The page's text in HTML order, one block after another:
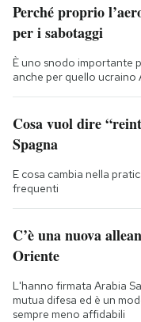
Perché proprio
per i sabotaggi
È uno snodo importante
anche per quello ucraino
Cosa vuol dire
Spagna
E cosa cambia nella
frequenti
C’è una nuova
Oriente
L'hanno firmata Arabia
mutua difesa ed è un
sempre meno affidabili